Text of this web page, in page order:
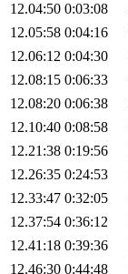
12.04:50 0:03:08
12.05:58 0:04:16
12.06:12 0:04:30
12.08:15 0:06:33
12.08:20 0:06:38
12.10:40 0:08:58
12.21:38 0:19:56
12.26:35 0:24:53
12.33:47 0:32:05
12.37:54 0:36:12
12.41:18 0:39:36
12.46:30 0:44:48